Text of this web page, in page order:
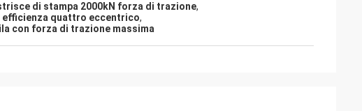
di stampa 2000kN forza di trazione,
efficienza quattro eccentrico,
con forza di trazione massima